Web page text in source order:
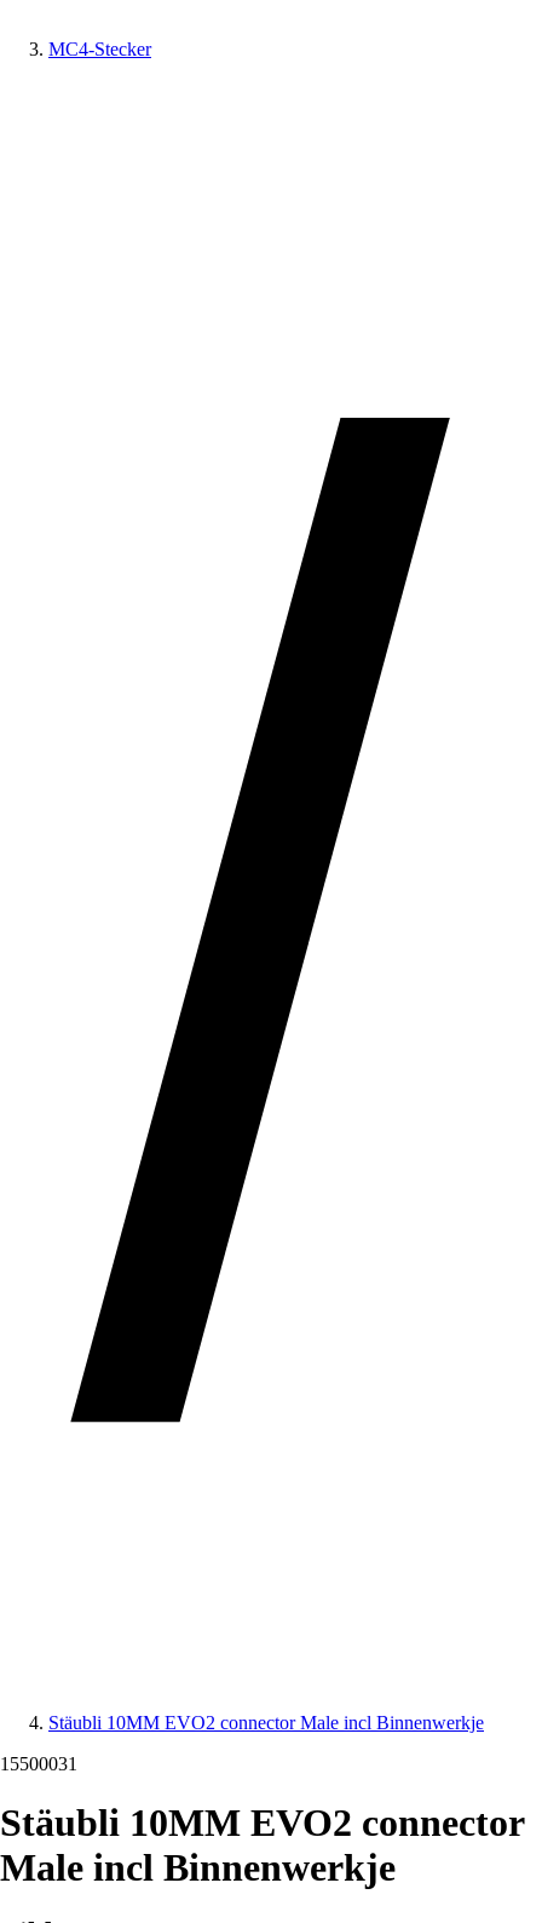
MC4-Stecker
Stäubli 10MM EVO2 connector Male incl Binnenwerkje
15500031
Stäubli 10MM EVO2 connector
Male incl Binnenwerkje